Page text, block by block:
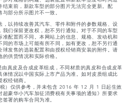
束前，新款车型的部分图片无法完全更新。配
部分所示图片不一致。
以持续改善其汽车、零件和附件的参数规格、设
们保留更改权，恕不另行通知。对于不同的车型
配置而不同。本网站上的信息、规格、发动机和
的市场上可能有所不同，如有更改，恕不另行通
发售的选装配置和由授权经销商安装的附件。请
供货情况和实际价格。
真皮及合成皮革组成，不同材质的真皮和合成皮革
情况以中国实际上市产品为准。如对皮质组成比
经销商。
）仅供参考，并未包含 2016 年 12 月 1 日起生效
豪华小汽车加征消费税有关事项的通知》所要求
签署的购车合同为准。